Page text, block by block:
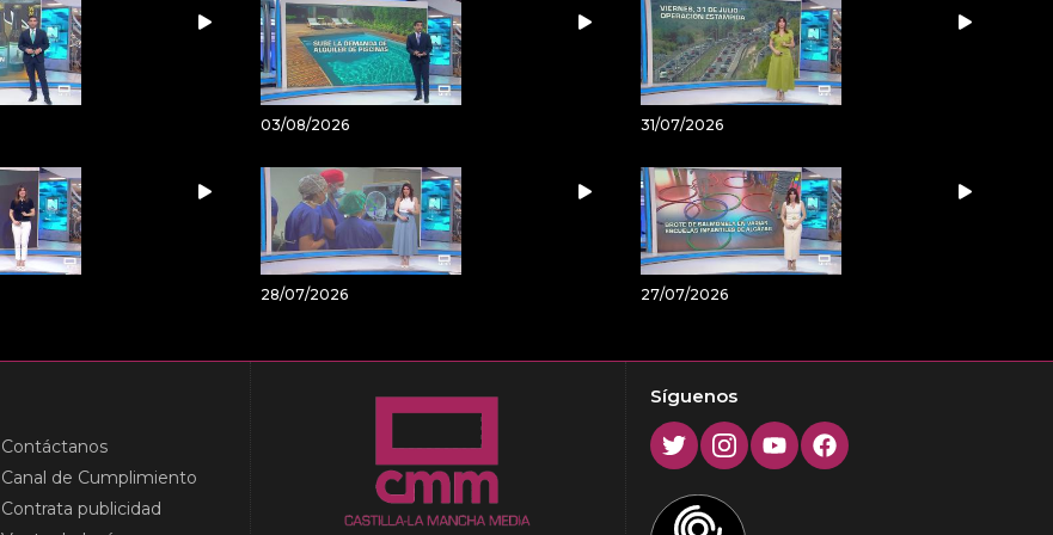
03/08/2026 31/07/2026
28/07/2026 27/07/2026
Contáctanos
Canal de Cumplimiento
Contrata publicidad
Síguenos
TwitterInstagram
YoutubeFacebook